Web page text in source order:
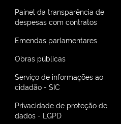
Painel da transparência de
despesas com contratos
Emendas parlamentares
Obras públicas
Serviço de informações ao
cidadão - SIC
Privacidade de proteção de
dados - LGPD